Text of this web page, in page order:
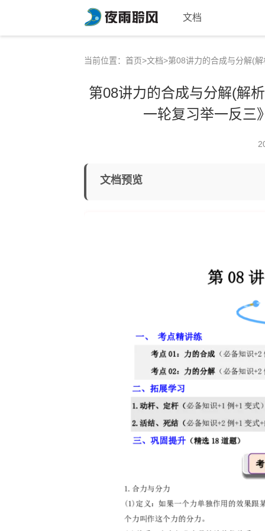
文档
当前位置： 首页>文档>第08讲力的合成与分解(
第08讲力的合成与分解(解
一轮复习举一反三
文档预览